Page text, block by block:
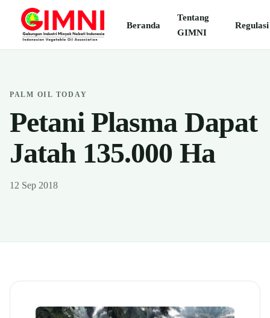
Beranda
Tentang
GIMNI
Regulasi
PALM OIL TODAY
Petani Plasma Dapat
Jatah 135.000 Ha
12 Sep 2018